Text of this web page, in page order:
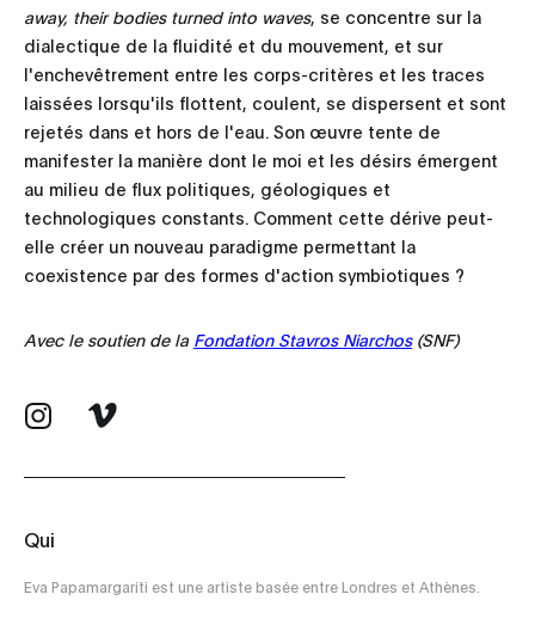
away, their bodies turned into waves, se concentre sur la
dialectique de la fluidité et du mouvement, et sur
l'enchevêtrement entre les corps-critères et les traces
laissées lorsqu'ils flottent, coulent, se dispersent et sont
rejetés dans et hors de l'eau. Son œuvre tente de
manifester la manière dont le moi et les désirs émergent
au milieu de flux politiques, géologiques et
technologiques constants. Comment cette dérive peut-
elle créer un nouveau paradigme permettant la
coexistence par des formes d'action symbiotiques ?
Avec le soutien de la Fondation Stavros Niarchos(SNF)
Qui
Eva Papamargariti est une artiste basée entre Londres et Athènes.